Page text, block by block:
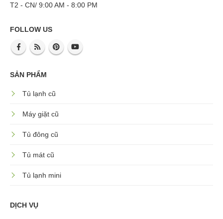
T2 - CN/ 9:00 AM - 8:00 PM
FOLLOW US
SẢN PHẨM
Tủ lạnh cũ
Máy giặt cũ
Tủ đông cũ
Tủ mát cũ
Tủ lạnh mini
DỊCH VỤ